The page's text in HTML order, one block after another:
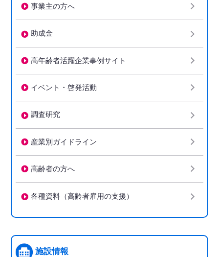
事業主の方へ
助成金
高年齢者活躍企業事例サイト
イベント・啓発活動
調査研究
産業別ガイドライン
高齢者の方へ
各種資料（高齢者雇用の支援）
施設情報